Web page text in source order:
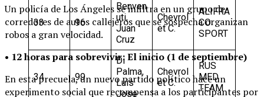
Un policía de Los Ángeles se infiltra en un grupo de
corredores de autos callejeros que se sospecha organizan
robos a gran velocidad.
• 12 horas para sobrevivir: El inicio (1 de septiembre)
En esta precuela, un nuevo partido político hace un
experimento social que recompensa a los participantes por
33 96
Benven
uti,
Juan
Cruz
Chevrol
et C.
ALIFRA
CO
SPORT
34 99
Di
Palma,
Luis
Jose
Chevrol
et C.
RUS
MED
TEAM